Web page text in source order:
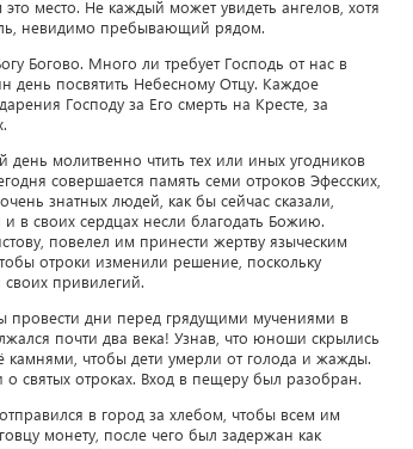
место. Не каждый может увидеть ангелов, хотя
невидимо пребывающий рядом.
Богово. Много ли требует Господь от нас в
день посвятить Небесному Отцу. Каждое
Господу за Его смерть на Кресте, за
молитвенно чтить тех или иных угодников
совершается память семи отроков Эфесских,
знатных людей, как бы сейчас сказали,
в своих сердцах несли благодать Божию.
повелел им принести жертву языческим
отроки изменили решение, поскольку
своих привилегий.
провести дни перед грядущими мучениями в
почти два века! Узнав, что юноши скрылись
чтобы дети умерли от голода и жажды.
святых отроках. Вход в пещеру был разобран.
в город за хлебом, чтобы всем им
монету, после чего был задержан как